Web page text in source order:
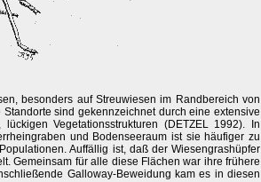
besonders auf Streuwiesen im Randbereich von
sind gekennzeichnet durch eine extensive
Vegetationsstrukturen (DETZEL 1992). In
und Bodenseeraum ist sie häufiger zu
Auffällig ist, daß der Wiesengrashüpfer
Gemeinsam für alle diese Flächen war ihre frühere
Galloway-Beweidung kam es in diesen